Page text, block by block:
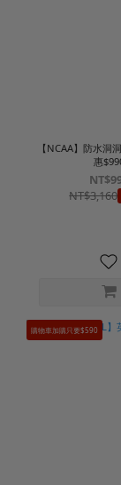
【NCAA】防水洞
惠
NT$3,160
購物車加購只要$590